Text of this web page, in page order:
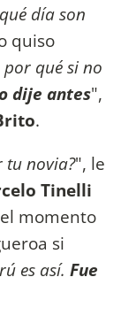
día son
quiso
por qué si no
dije antes",
.
tu novia?", le
Tinelli
momento
si
es así. Fue